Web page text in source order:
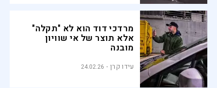
מרדכי דוד הוא לא "תקלה"
אלא תוצר של אי שוויון
מובנה
עידו קרן 24.02.26